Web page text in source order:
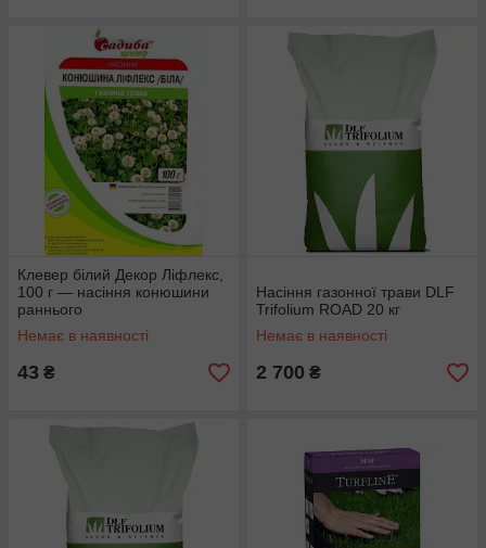
Клевер білий Декор Ліфлекс,
100 г — насіння конюшини
раннього
Немає в наявності
43 ₴
Насіння газонної трави DLF
Trifolium ROAD 20 кг
Немає в наявності
2 700 ₴